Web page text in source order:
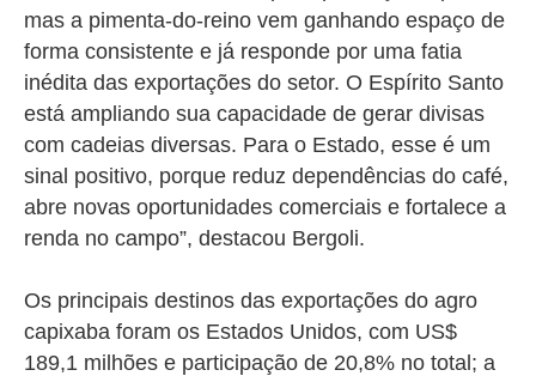
mas a pimenta-do-reino vem ganhando espaço de
forma consistente e já responde por uma fatia
inédita das exportações do setor. O Espírito Santo
está ampliando sua capacidade de gerar divisas
com cadeias diversas. Para o Estado, esse é um
sinal positivo, porque reduz dependências do café,
abre novas oportunidades comerciais e fortalece a
renda no campo”, destacou Bergoli.
Os principais destinos das exportações do agro
capixaba foram os Estados Unidos, com US$
189,1 milhões e participação de 20,8% no total; a